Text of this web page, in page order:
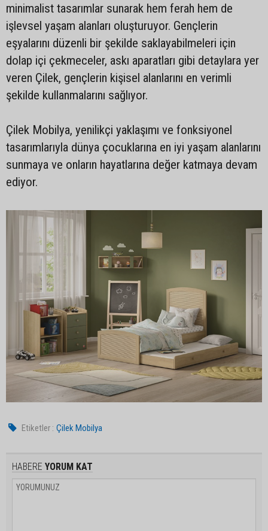
minimalist tasarımlar sunarak hem ferah hem de
işlevsel yaşam alanları oluşturuyor. Gençlerin
eşyalarını düzenli bir şekilde saklayabilmeleri için
dolap içi çekmeceler, askı aparatları gibi detaylara yer
veren Çilek, gençlerin kişisel alanlarını en verimli
şekilde kullanmalarını sağlıyor.
Çilek Mobilya, yenilikçi yaklaşımı ve fonksiyonel
tasarımlarıyla dünya çocuklarına en iyi yaşam alanlarını
sunmaya ve onların hayatlarına değer katmaya devam
ediyor.
Etiketler : Çilek Mobilya
HABERE YORUM KAT